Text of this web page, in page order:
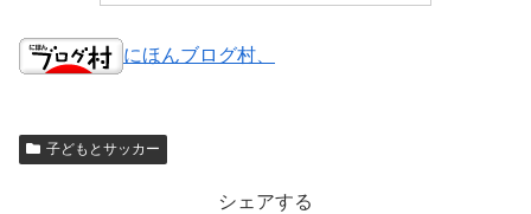
にほんブログ村、
子どもとサッカー
シェアする